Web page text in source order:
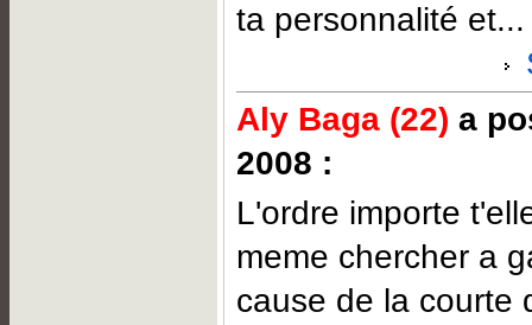
ta personnalité
Aly Baga (22) a
2008 :
L'ordre importe
meme chercher a
cause de la courte